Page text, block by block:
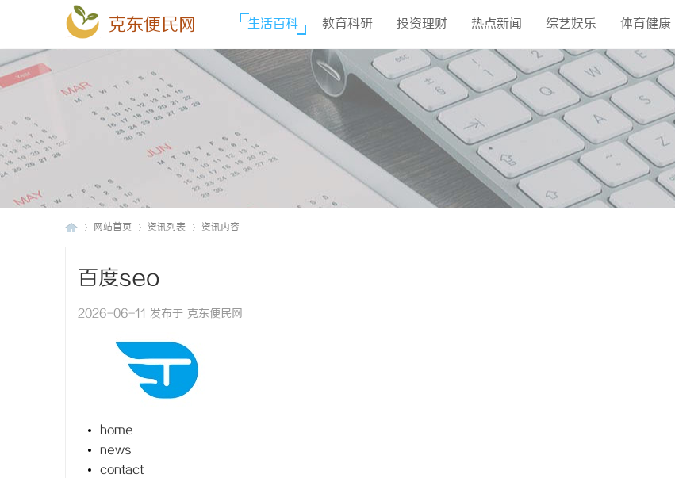
克东便民网 生活百科 教育科研 投资理财 热点新闻 综艺娱乐 体育健康
网站首页 资讯列表 资讯内容
百度seo
2026-06-11 发布于 克东便民网
home
news
contact